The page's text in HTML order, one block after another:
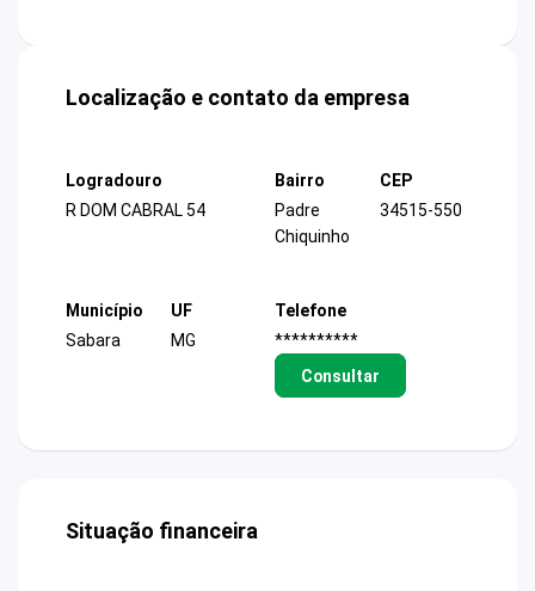
Localização e contato da empresa
Logradouro
R DOM CABRAL 54
Bairro
Padre
Chiquinho
CEP
34515-550
Município
Sabara
UF
MG
Telefone
**********
Consultar
Situação financeira